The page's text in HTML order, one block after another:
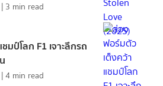
| 3 min read
ป์โลก F1 เจาะลึกรถ
|4 min read